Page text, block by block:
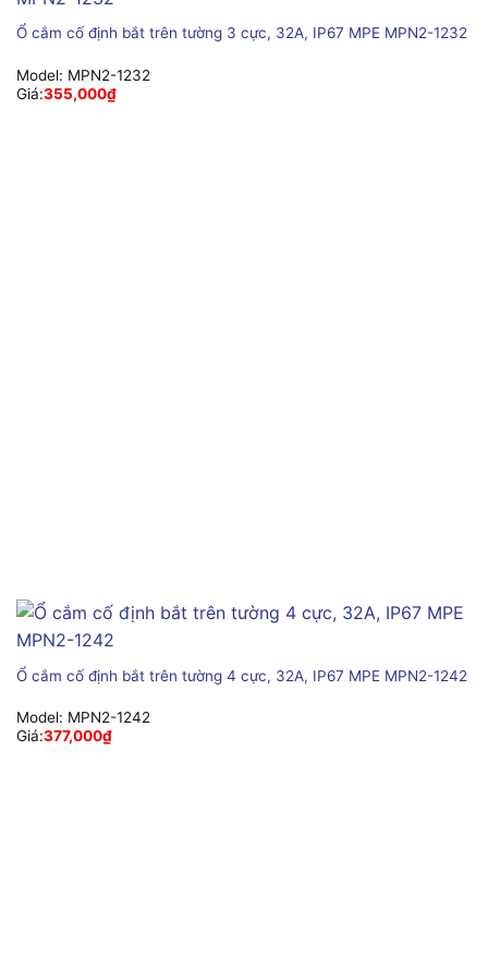
Ổ cắm cố định bắt trên tường 3 cực, 32A, IP67 MPE MPN2-1232
Model: MPN2-1232
Giá:355,000₫
Ổ cắm cố định bắt trên tường 4 cực, 32A, IP67 MPE MPN2-1242
Model: MPN2-1242
Giá:377,000₫